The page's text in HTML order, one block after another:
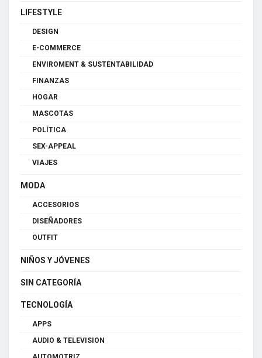
LIFESTYLE
DESIGN
E-COMMERCE
ENVIROMENT & SUSTENTABILIDAD
FINANZAS
HOGAR
MASCOTAS
POLÍTICA
SEX-APPEAL
VIAJES
MODA
ACCESORIOS
DISEÑADORES
OUTFIT
NIÑOS Y JÓVENES
SIN CATEGORÍA
TECNOLOGÍA
APPS
AUDIO & TELEVISION